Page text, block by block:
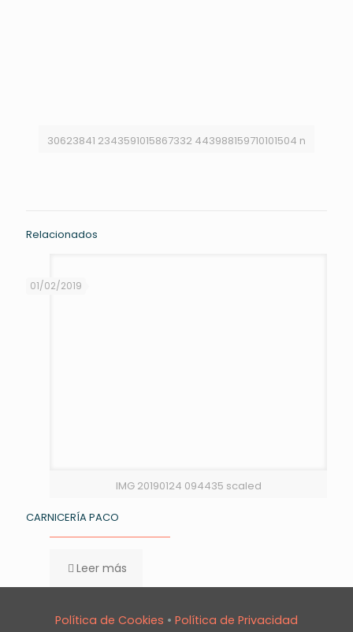
30623841 2343591015867332 443988159710101504 n
Relacionados
IMG 20190124 094435 scaled
01/02/2019
CARNICERÍA PACO
Leer más
Política de Cookies • Política de Privacidad